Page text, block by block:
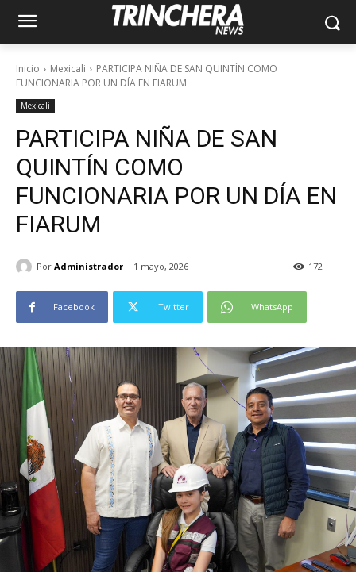
Inicio Mexicali
PARTICIPA NIÑA DE SAN QUINTÍN COMO
FUNCIONARIA POR UN DÍA EN FIARUM
Mexicali
PARTICIPA NIÑA DE SAN
QUINTÍN COMO
FUNCIONARIA POR UN DÍA EN
FIARUM
Por Administrador 1 mayo, 2026 172
Facebook Twitter WhatsApp